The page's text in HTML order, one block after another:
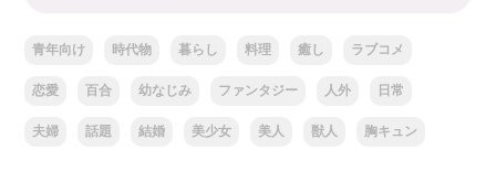
青年向け 時代物 暮らし 料理 癒し ラブコメ
恋愛 百合 幼なじみ ファンタジー 人外 日常
夫婦 話題 結婚 美少女 美人 獣人 胸キュン